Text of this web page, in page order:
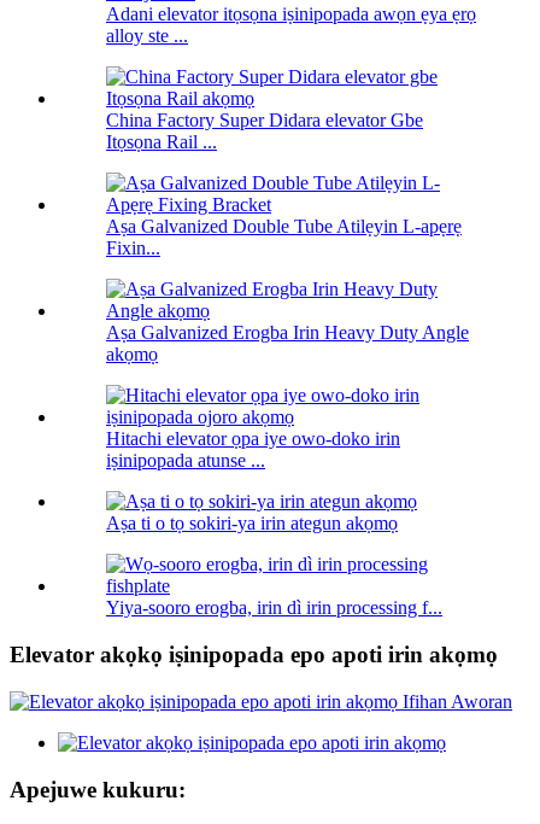
Adani elevator itọsọna iṣinipopada awọn ẹya ẹrọ
alloy ste ...
China Factory Super Didara elevator Gbe
Itọsọna Rail ...
Aṣa Galvanized Double Tube Atilẹyin L-apẹrẹ
Fixin...
Aṣa Galvanized Erogba Irin Heavy Duty Angle
akọmọ
Hitachi elevator ọpa iye owo-doko irin
iṣinipopada atunse ...
Aṣa ti o tọ sokiri-ya irin ategun akọmọ
Yiya-sooro erogba, irin dì irin processing f...
Elevator akọkọ iṣinipopada epo apoti irin akọmọ
Apejuwe kukuru: